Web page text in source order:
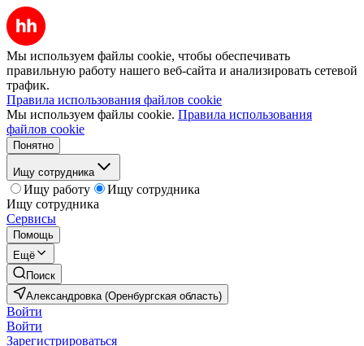
Мы используем файлы cookie, чтобы обеспечивать
правильную работу нашего веб-сайта и анализировать сетевой
трафик.
Правила использования файлов cookie
Мы используем файлы cookie. Правила использования
файлов cookie
Понятно
Ищу сотрудника
Ищу работу
Ищу сотрудника
Ищу сотрудника
Сервисы
Помощь
Ещё
Поиск
Александровка (Оренбургская область)
Войти
Войти
Зарегистрироваться